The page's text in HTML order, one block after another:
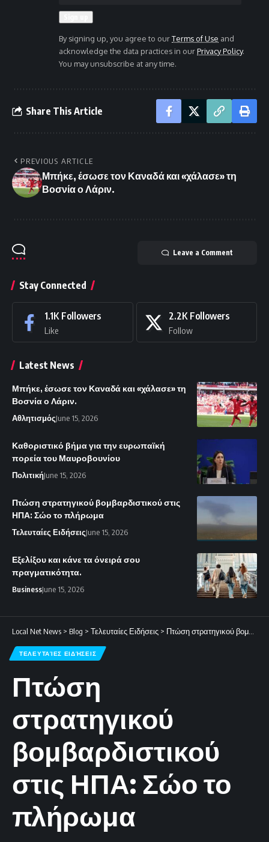
By signing up, you agree to ourTerms of Use and
acknowledge the data practices in ourPrivacy Policy.
You may unsubscribe at any time.
Share This Article
PREVIOUS ARTICLE
Μπήκε, έσωσε τον Καναδά και «χάλασε» τη
Βοσνία ο Λάριν.
Leave a Comment
Stay Connected
1.1K Followers
Like
2.2K Followers
Follow
Latest News
Μπήκε, έσωσε τον Καναδά και «χάλασε» τη
Βοσνία ο Λάριν.
ΑθλητισμόςJune 15, 2026
Καθοριστικό βήμα για την ευρωπαϊκή
πορεία του Μαυροβουνίου
ΠολιτικήJune 15, 2026
Πτώση στρατηγικού βομβαρδιστικού στις
ΗΠΑ: Σώο το πλήρωμα
Τελευταίες ΕιδήσειςJune 15, 2026
Εξελίξου και κάνε τα όνειρά σου
πραγματικότητα.
BusinessJune 15, 2026
Local Net News > Blog > Τελευταίες Ειδήσεις > Πτώση στρατηγικού βομβαρδιστικού στις ΗΠΑ: Σώο το πλήρωμα
ΤΕΛΕΥΤΑΊΕΣ ΕΙΔΉΣΕΙΣ
Πτώση
στρατηγικού
βομβαρδιστικού
στις ΗΠΑ: Σώο το
πλήρωμα